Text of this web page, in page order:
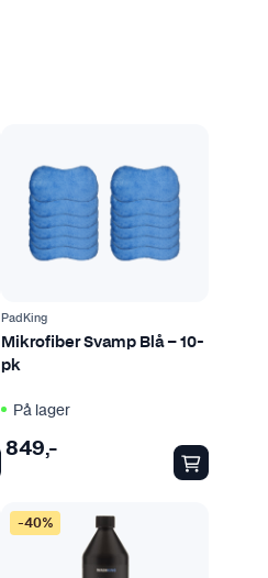
PadKing
Mikrofiber Svamp Blå – 10-
pk
På lager
849,-
-40%